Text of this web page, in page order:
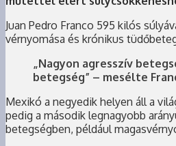
Juan Pedro Franco 595 kilós
vérnyomása és krónikus
„Nagyon agresszív
betegség” – mesélte
Mexikó a negyedik helyen áll a
pedig a második legnagyobb
betegségben, például